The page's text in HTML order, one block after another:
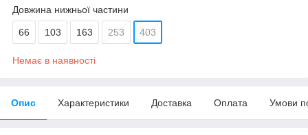
Довжина нижньої частини
66 103 163 253 403
Немає в наявності
Опис Характеристики Доставка Оплата Умови